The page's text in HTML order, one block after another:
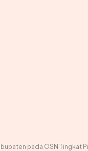
pada OSN Tingkat